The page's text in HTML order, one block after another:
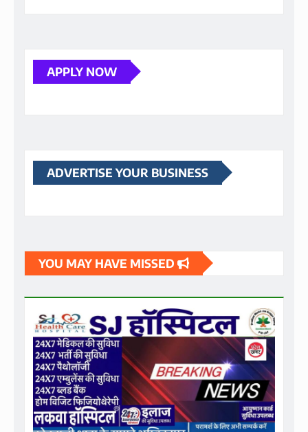
APPLY NOW
ADVERTISE YOUR BUSINESS
YOU MAY HAVE MISSED